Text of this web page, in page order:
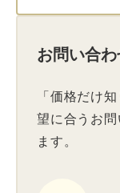
お問い合
「価格だけ
望に合うお
ます。